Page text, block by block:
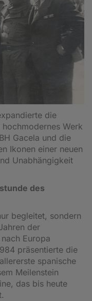
die
Werk
Gacela und die
Ikonen einer neuen
Unabhängigkeit
des
begleitet, sondern
der
Europa
präsentierte die
spanische
Meilenstein
das bis heute